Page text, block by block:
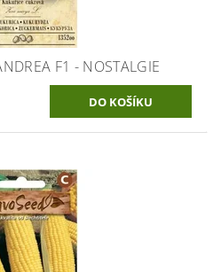
F1 - NOSTALGIE